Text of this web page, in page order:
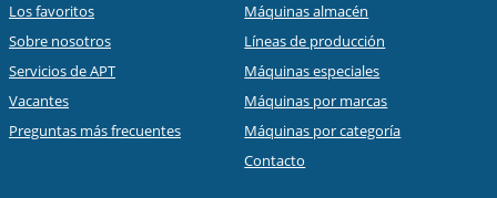
Los favoritos
Sobre nosotros
Servicios de APT
Vacantes
Preguntas más frecuentes
Máquinas almacén
Líneas de producción
Máquinas especiales
Máquinas por marcas
Máquinas por categoría
Contacto